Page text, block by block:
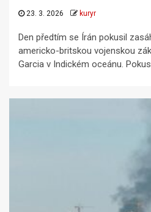
23. 3. 2026 kuryr
Den předtím se Írán pokusil
americko-britskou vojenskou
Garcia v Indickém oceánu.